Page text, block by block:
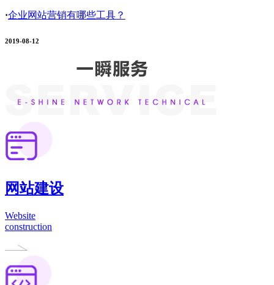
·企业网站营销有哪些工具？
2019-08-12
网站建设
Website
construction